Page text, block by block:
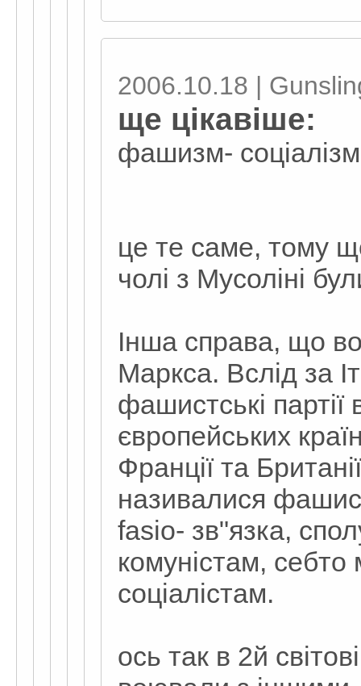
2006.10.18 |
ще цікавіше:
фашизм-
це те саме, тому
чолі з Мусоліні
Інша справа, що
Маркса. Вслід за
фашистські
європейських
Франції та
називалися
fasio- зв"язка,
комуністам, себто
соціалістам.
ось так в 2й